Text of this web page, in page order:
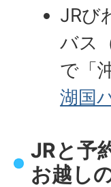
JRび
バス
で「
湖国
JRと予
お越し